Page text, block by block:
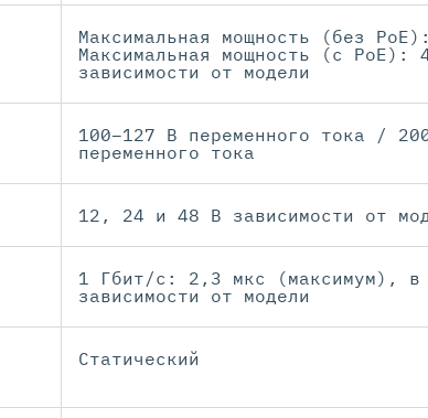
Максимальная мощность (без
Максимальная мощность (с PoE):
зависимости от модели
100–127 В переменного тока /
переменного тока
12, 24 и 48 В зависимости от
1 Гбит/с: 2,3 мкс (максимум), в
зависимости от модели
Статический